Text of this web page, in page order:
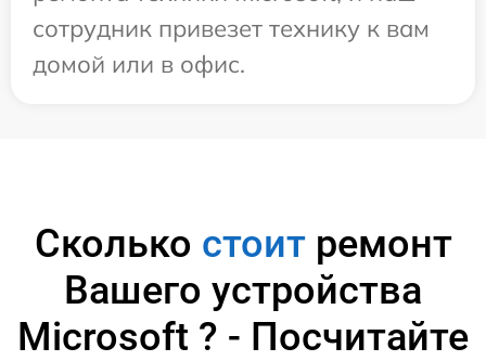
сотрудник привезет технику к вам
домой или в офис.
Сколько стоитремонт
Вашего устройства
Microsoft ? - Посчитайте